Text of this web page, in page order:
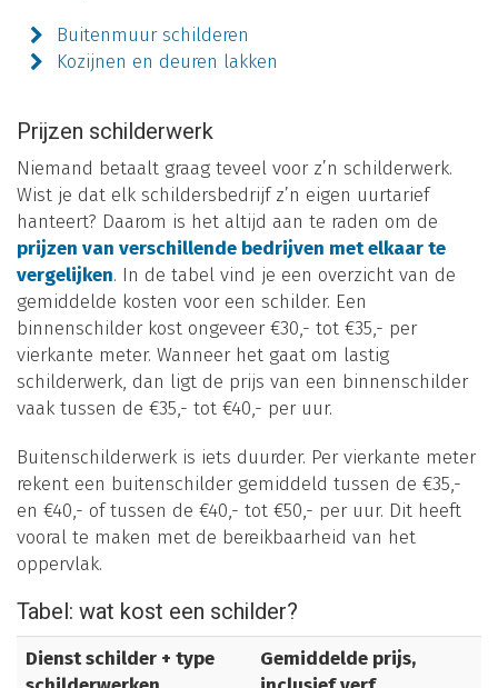
Buitenmuur schilderen
Kozijnen en deuren lakken
Prijzen schilderwerk
Niemand betaalt graag teveel voor z’n schilderwerk.
Wist je dat elk schildersbedrijf z’n eigen uurtarief
hanteert? Daarom is het altijd aan te raden om de
prijzen van verschillende bedrijven met elkaar te
vergelijken. In de tabel vind je een overzicht van de
gemiddelde kosten voor een schilder. Een
binnenschilder kost ongeveer €30,- tot €35,- per
vierkante meter. Wanneer het gaat om lastig
schilderwerk, dan ligt de prijs van een binnenschilder
vaak tussen de €35,- tot €40,- per uur.
Buitenschilderwerk is iets duurder. Per vierkante meter
rekent een buitenschilder gemiddeld tussen de €35,-
en €40,- of tussen de €40,- tot €50,- per uur. Dit heeft
vooral te maken met de bereikbaarheid van het
oppervlak.
Tabel: wat kost een schilder?
Dienst schilder + type
Gemiddelde prijs,